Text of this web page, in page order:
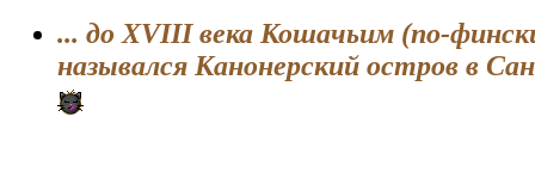
... до XVIII века Кошачьим (по-
назывался Канонерский остров в